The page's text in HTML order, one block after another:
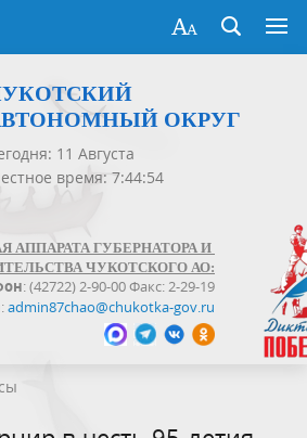
ОКРУГ
11 Августа
время: 7:44:54
АППАРАТА ГУБЕРНАТОРА И
ЧУКОТСКОГО АО:
: (42722) 2-90-00 Факс: 2-29-19
:admin87chao@chukotka-gov.ru